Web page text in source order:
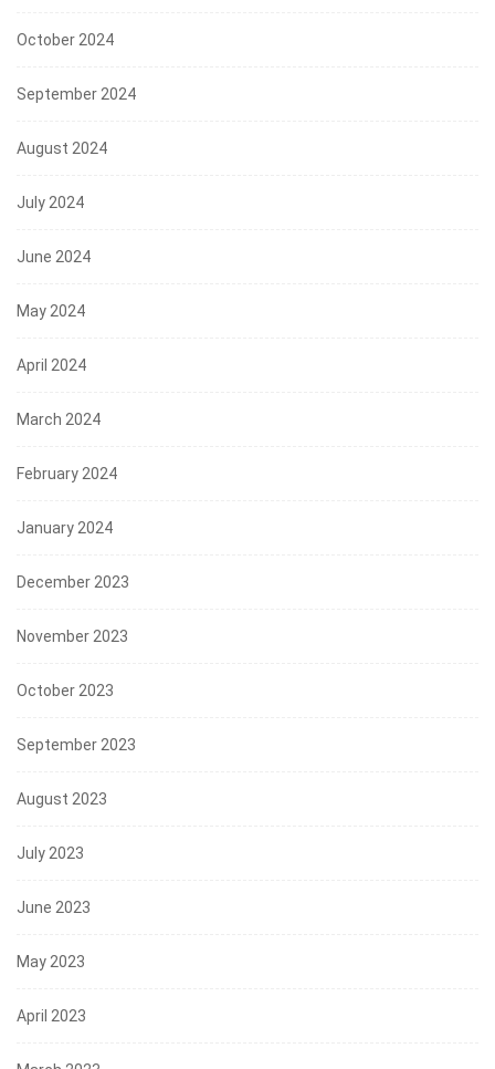
October 2024
September 2024
August 2024
July 2024
June 2024
May 2024
April 2024
March 2024
February 2024
January 2024
December 2023
November 2023
October 2023
September 2023
August 2023
July 2023
June 2023
May 2023
April 2023